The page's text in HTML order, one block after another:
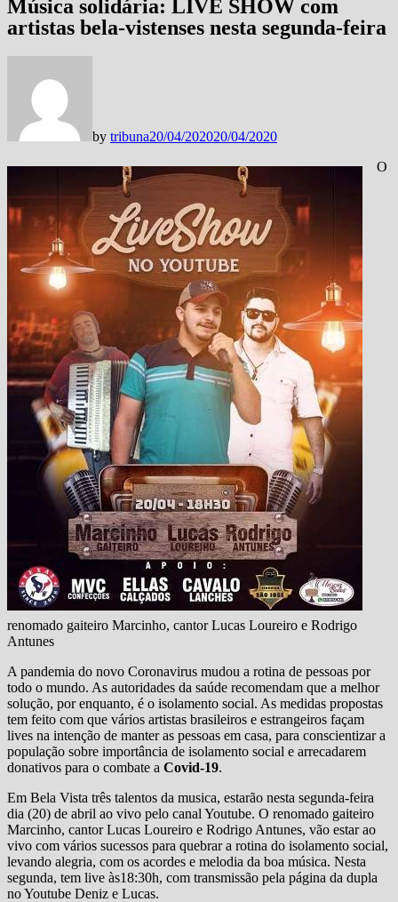
Música solidária: LIVE SHOW com
artistas bela-vistenses nesta segunda-feira
by tribuna20/04/202020/04/2020
O
renomado gaiteiro Marcinho, cantor Lucas Loureiro e Rodrigo
Antunes
A pandemia do novo Coronavirus mudou a rotina de pessoas por
todo o mundo. As autoridades da saúde recomendam que a melhor
solução, por enquanto, é o isolamento social. As medidas propostas
tem feito com que vários artistas brasileiros e estrangeiros façam
lives na intenção de manter as pessoas em casa, para conscientizar a
população sobre importância de isolamento social e arrecadarem
donativos para o combate a Covid-19.
Em Bela Vista três talentos da musica, estarão nesta segunda-feira
dia (20) de abril ao vivo pelo canal Youtube. O renomado gaiteiro
Marcinho, cantor Lucas Loureiro e Rodrigo Antunes, vão estar ao
vivo com vários sucessos para quebrar a rotina do isolamento social,
levando alegria, com os acordes e melodia da boa música. Nesta
segunda, tem live às18:30h, com transmissão pela página da dupla
no Youtube Deniz e Lucas.